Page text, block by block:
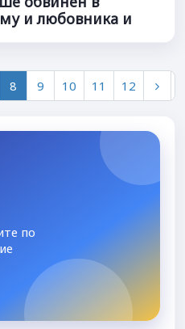
и любовника и
8 9 10 11 12
по